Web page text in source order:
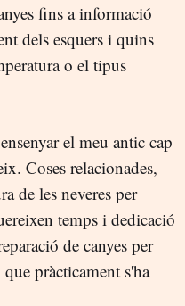
fins a informació
dels esquers i quins
o el tipus
el meu antic cap
Coses relacionades,
de les neveres per
temps i dedicació
de canyes per
pràcticament s'ha